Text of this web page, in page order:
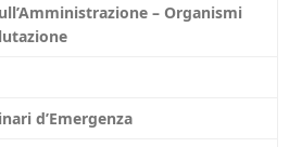
– Organismi
d’Emergenza